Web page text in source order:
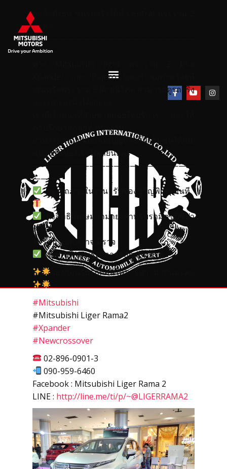
ลูกค้าฝั่งธน ชมรถจริงได้ที่ Central พระราม 2
นะคะ
————————————————————
———-
Xpander และ Pajero sport จอดโชว์อยู่ที่
เซนทรัลพระราม 2 ฝั่ง ยูนิโคล่ สามารถดูรถจริง
คำปรึกษาแก่ลูกค้าทุกท่าน
สามารถสอบถามแคมเปญและโปรโมชั่นได้กับ
พนักงานของเราได้เลยนะคะ
————————————————————
———-
จองรถภายในงาน รับของขวัญพิเศษทันที
ฟังสิทธิพิเศษมากมาย สำหรับรถมิตซูบิชิปา
เจโร่
ไทรตัน,แอททราจ,มิราจ
ให้คำปรึกษาเรื่องการออกรถทุกรุ่น
จองก่อนรับรถก่อนใคร รีบๆ มากันนะคะ
#Mitsubishi
#Mitsubishi Liger Rama2
#Xpander
#Newcrossover
02-896-0901-3
090-959-6460
Facebook : Mitsubishi Liger Rama 2
LINE : http://line.me/ti/p/~@LIGERRAMA2